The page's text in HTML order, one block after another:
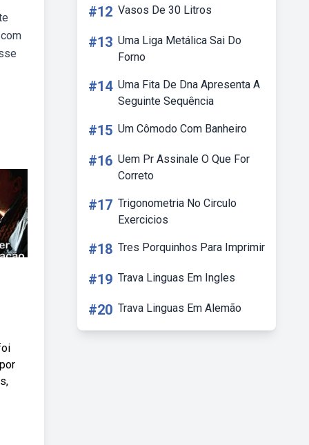
#12 Vasos De 30 Litros
#13 Uma Liga Metálica Sai Do
Forno
#14 Uma Fita De Dna Apresenta A
Seguinte Sequência
#15 Um Cômodo Com Banheiro
#16 Uem Pr Assinale O Que For
Correto
#17 Trigonometria No Circulo
Exercicios
#18 Tres Porquinhos Para Imprimir
#19 Trava Linguas Em Ingles
#20 Trava Linguas Em Alemão